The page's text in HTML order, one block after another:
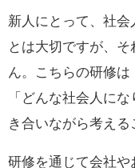
新人にとって、社会
とは大切ですが、
ん。こちらの研修は
「どんな社会人に
き合いながら考える
研修を通じて会社